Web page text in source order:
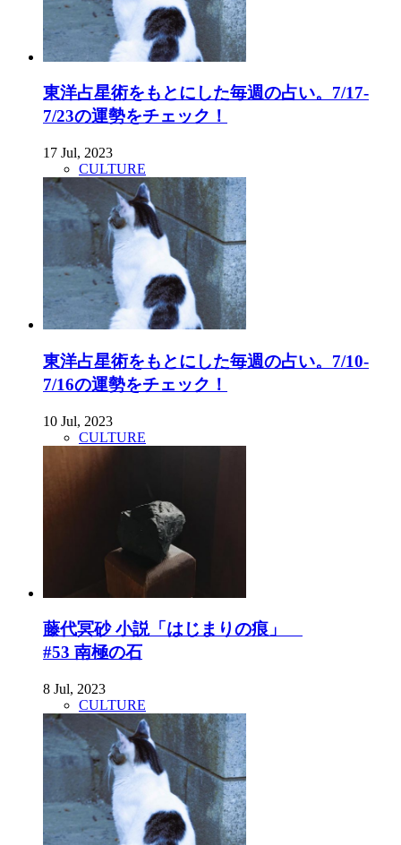
東洋占星術をもとにした毎週の占い。7/17-
7/23の運勢をチェック！
17 Jul, 2023
CULTURE
東洋占星術をもとにした毎週の占い。7/10-
7/16の運勢をチェック！
10 Jul, 2023
CULTURE
藤代冥砂 小説「はじまりの痕」
#53 南極の石
8 Jul, 2023
CULTURE